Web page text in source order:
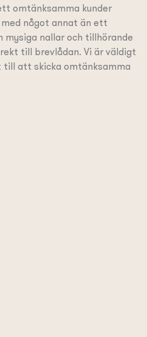
omtänksamma kunder
något annat än ett
mysiga nallar och tillhörande
till brevlådan. Vi är väldigt
att skicka omtänksamma